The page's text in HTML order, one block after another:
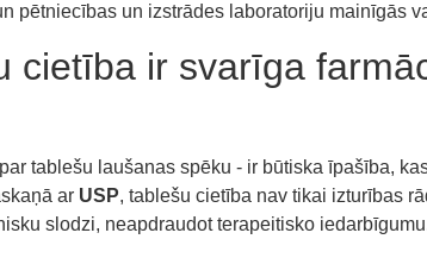
pētniecības un izstrādes laboratoriju mainīgās
cietība ir svarīga
tablešu laušanas spēku - ir būtiska īpašība,
ar USP, tablešu cietība nav tikai izturības
slodzi, neapdraudot terapeitisko